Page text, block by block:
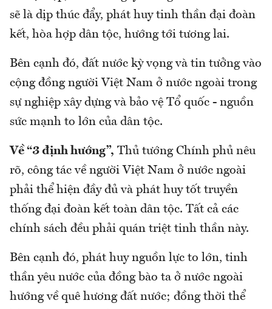
sẽ là dịp thúc đẩy, phát huy tinh thần đại đoàn
kết, hòa hợp dân tộc, hướng tới tương lai.
Bên cạnh đó, đất nước kỳ vọng và tin tưởng vào
cộng đồng người Việt Nam ở nước ngoài trong
sự nghiệp xây dựng và bảo vệ Tổ quốc - nguồn
sức mạnh to lớn của dân tộc.
Về “3 định hướng”, Thủ tướng Chính phủ nêu
rõ, công tác về người Việt Nam ở nước ngoài
phải thể hiện đầy đủ và phát huy tốt truyền
thống đại đoàn kết toàn dân tộc. Tất cả các
chính sách đều phải quán triệt tinh thần này.
Bên cạnh đó, phát huy nguồn lực to lớn, tinh
thần yêu nước của đồng bào ta ở nước ngoài
hướng về quê hương đất nước; đồng thời thể